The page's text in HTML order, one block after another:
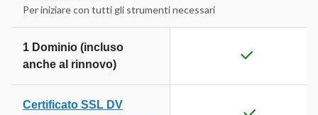
Per iniziare con tutti gli strumenti necessari
1 Dominio (incluso
anche al rinnovo)
Certificato SSL DV